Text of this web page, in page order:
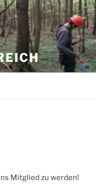
Mitglied zu werden!